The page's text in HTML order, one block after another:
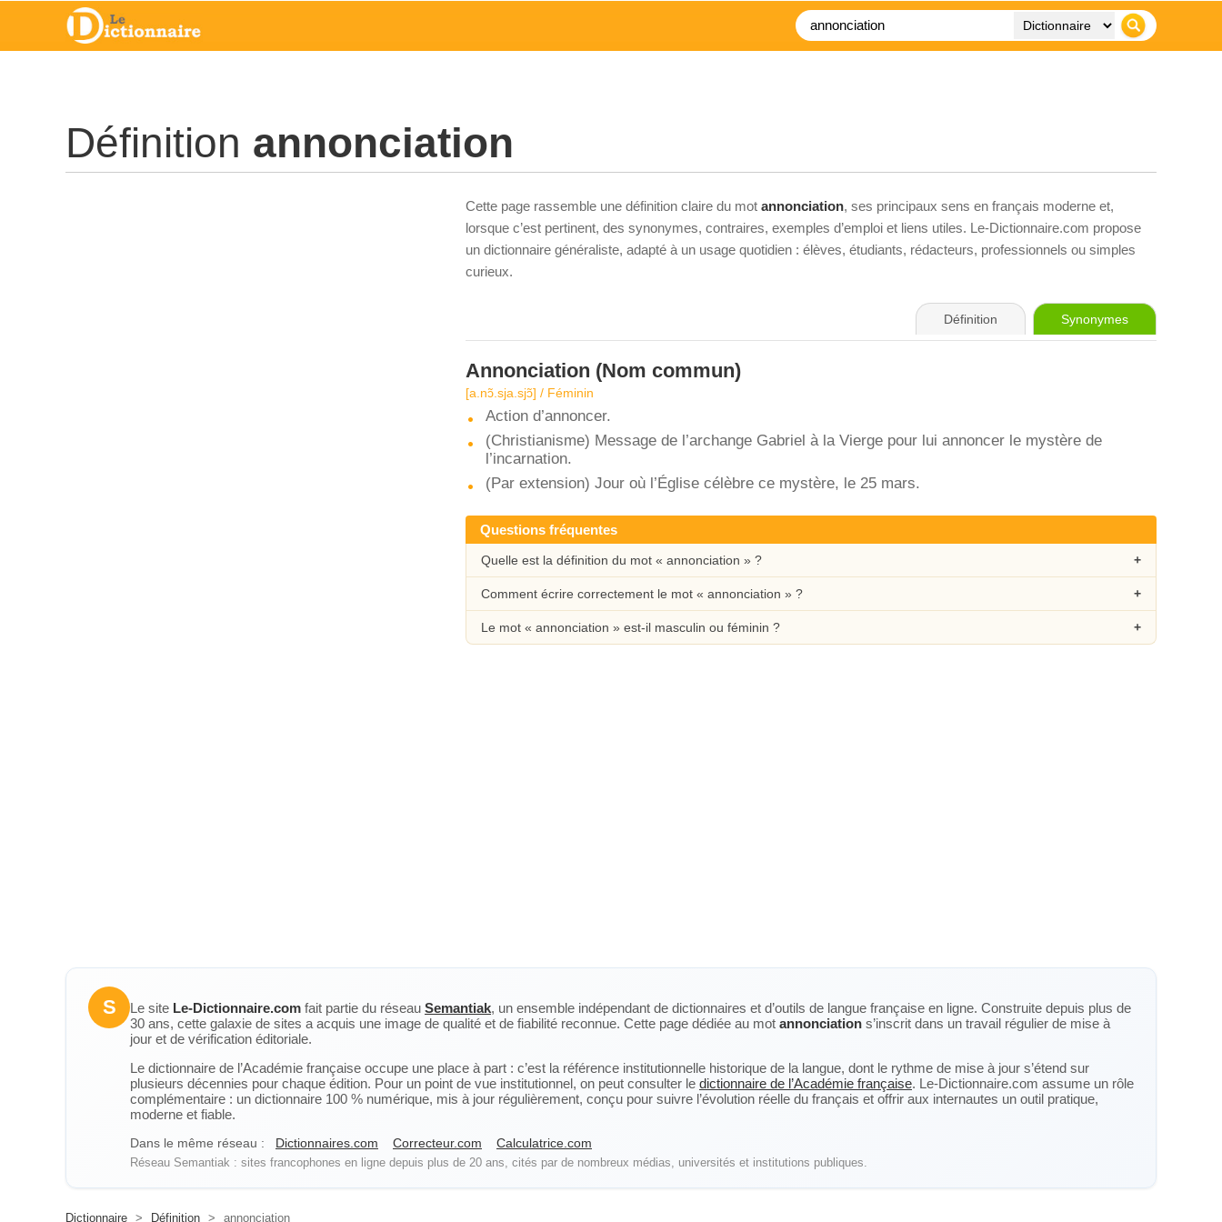
Définition annonciation
Cette page rassemble une définition claire du mot annonciation, ses principaux sens en français moderne et,
lorsque c’est pertinent, des synonymes, contraires, exemples d’emploi et liens utiles. Le-Dictionnaire.com propose
un dictionnaire généraliste, adapté à un usage quotidien : élèves, étudiants, rédacteurs, professionnels ou simples
curieux.
Définition Synonymes
Annonciation (Nom commun)
[a.nɔ̃.sja.sjɔ̃] / Féminin
Action d’annoncer.
(Christianisme) Message de l’archange Gabriel à la Vierge pour lui annoncer le mystère de
l’incarnation.
(Par extension) Jour où l’Église célèbre ce mystère, le 25 mars.
Questions fréquentes
Quelle est la définition du mot « annonciation » ?
Comment écrire correctement le mot « annonciation » ?
Le mot « annonciation » est-il masculin ou féminin ?
S Le site Le-Dictionnaire.com fait partie du réseau Semantiak, un ensemble indépendant de dictionnaires et d’outils de langue française en ligne. Construite depuis plus de
30 ans, cette galaxie de sites a acquis une image de qualité et de fiabilité reconnue. Cette page dédiée au mot annonciation s’inscrit dans un travail régulier de mise à
jour et de vérification éditoriale.
Le dictionnaire de l’Académie française occupe une place à part : c’est la référence institutionnelle historique de la langue, dont le rythme de mise à jour s’étend sur
plusieurs décennies pour chaque édition. Pour un point de vue institutionnel, on peut consulter le dictionnaire de l’Académie française. Le-Dictionnaire.com assume un rôle
complémentaire : un dictionnaire 100 % numérique, mis à jour régulièrement, conçu pour suivre l’évolution réelle du français et offrir aux internautes un outil pratique,
moderne et fiable.
Dans le même réseau : Dictionnaires.com Correcteur.com Calculatrice.com
Réseau Semantiak : sites francophones en ligne depuis plus de 20 ans, cités par de nombreux médias, universités et institutions publiques.
Dictionnaire > Définition > annonciation